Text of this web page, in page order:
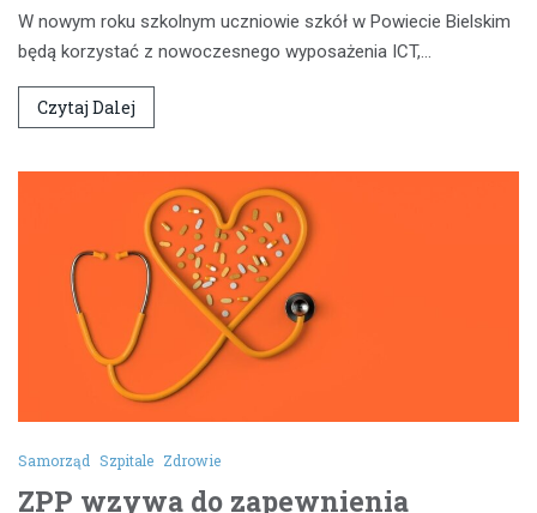
W nowym roku szkolnym uczniowie szkół w Powiecie Bielskim
będą korzystać z nowoczesnego wyposażenia ICT,…
Czytaj Dalej
Samorząd Szpitale Zdrowie
ZPP wzywa do zapewnienia